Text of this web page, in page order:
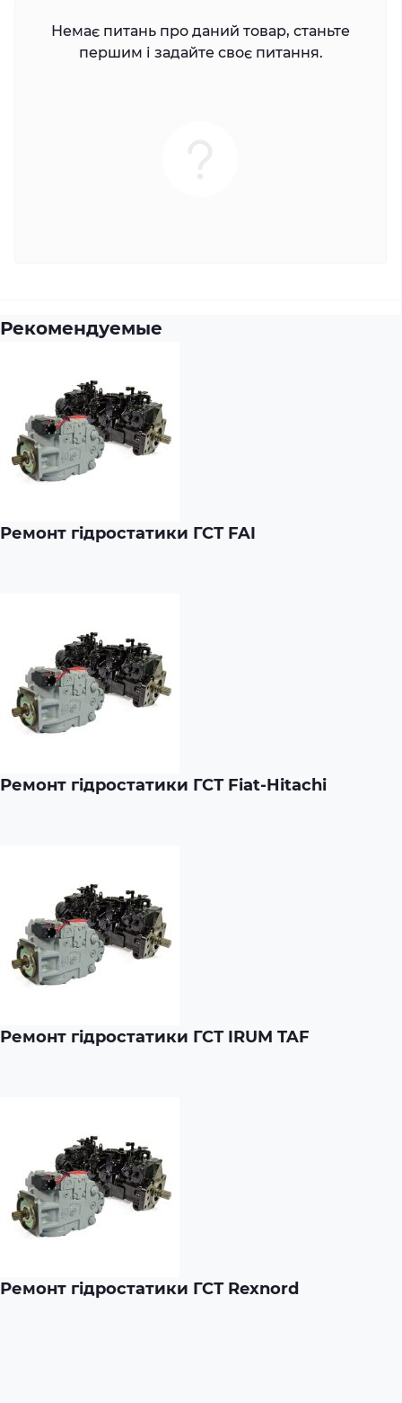
Немає питань про даний товар, станьте
першим і задайте своє питання.
Рекомендуемые
Ремонт гідростатики ГСТ FAI
Ремонт гідростатики ГСТ Fiat-Hitachi
Ремонт гідростатики ГСТ IRUM TAF
Ремонт гідростатики ГСТ Rexnord